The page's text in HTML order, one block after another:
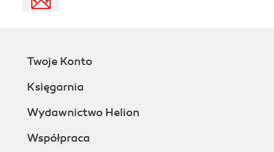
Twoje Konto
Księgarnia
Wydawnictwo Helion
Współpraca